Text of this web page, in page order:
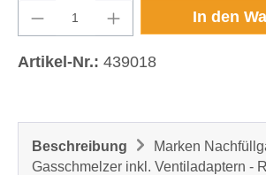
Produkt Anzahl: Gib den
In den
Artikel-Nr.: 439018
Beschreibung
Marken
Gasschmelzer inkl. Ventiladaptern -